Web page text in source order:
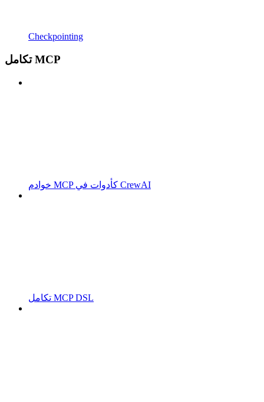
Checkpointing
تكامل MCP
خوادم MCP كأدوات في CrewAI
تكامل MCP DSL